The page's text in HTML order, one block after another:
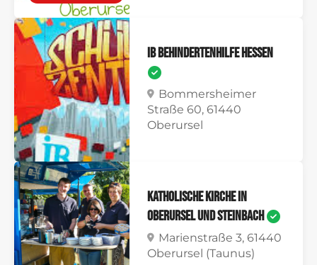
IB Behindertenhilfe Hessen
Bommersheimer
Straße 60, 61440
Oberursel
Katholische Kirche in
Oberursel und Steinbach
Marienstraße 3, 61440
Oberursel (Taunus)